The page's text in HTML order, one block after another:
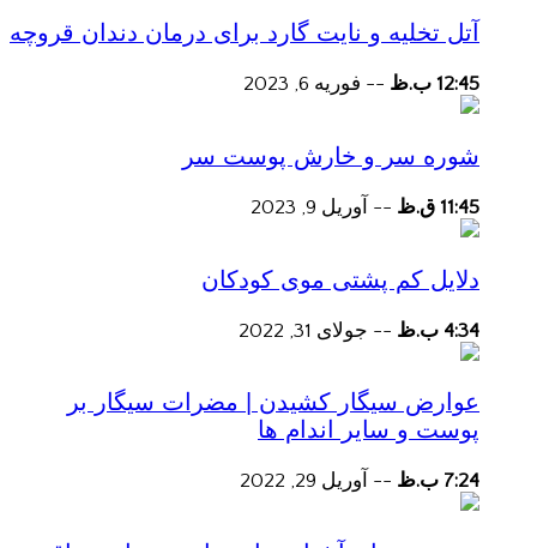
آتل تخلیه و نایت گارد برای درمان دندان قروچه
12:45 ب.ظ -- فوریه 6, 2023
شوره سر و خارش پوست سر
11:45 ق.ظ -- آوریل 9, 2023
دلایل کم پشتی موی کودکان
4:34 ب.ظ -- جولای 31, 2022
عوارض سیگار کشیدن | مضرات سیگار بر
پوست و سایر اندام ها
7:24 ب.ظ -- آوریل 29, 2022